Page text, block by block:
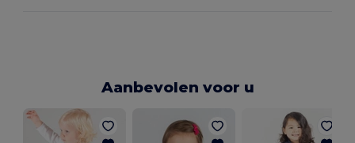
Aanbevolen voor u